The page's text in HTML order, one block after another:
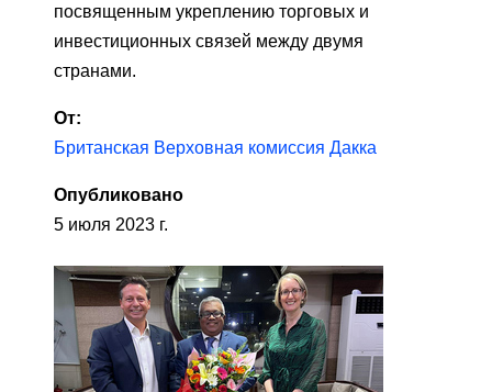
посвященным укреплению торговых и
инвестиционных связей между двумя
странами.
От:
Британская Верховная комиссия Дакка
Опубликовано
5 июля 2023 г.